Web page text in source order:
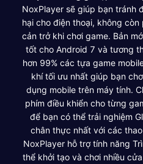
NoxPlayer sẽ giúp bạn tránh
hại cho điện thoại, không
cản trở khi chơi game. Bản
tốt cho Android 7 và tương
hơn 99% các tựa game
khí tối ưu nhất giúp bạn
dụng mobile trên máy tính.
phím điều khiển cho từng
để bạn có thể trải nghiệm
chân thực nhất với các
NoxPlayer hỗ trợ tính năng
thể khởi tạo và chơi nhiều